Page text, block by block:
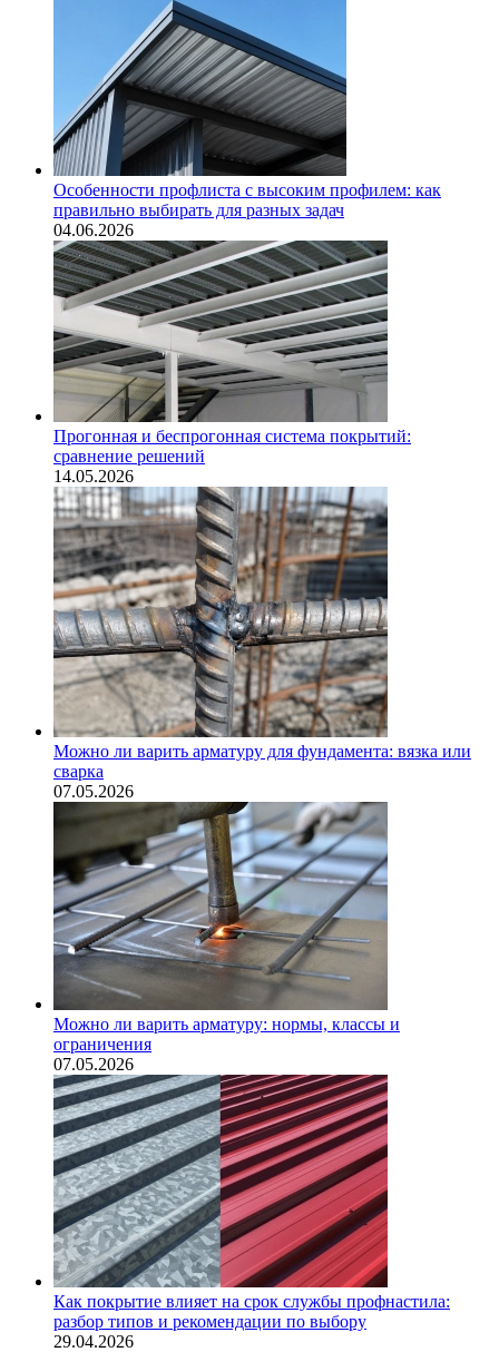
Особенности профлиста с высоким профилем: как
правильно выбирать для разных задач
04.06.2026
Прогонная и беспрогонная система покрытий:
сравнение решений
14.05.2026
Можно ли варить арматуру для фундамента: вязка или
сварка
07.05.2026
Можно ли варить арматуру: нормы, классы и
ограничения
07.05.2026
Как покрытие влияет на срок службы профнастила:
разбор типов и рекомендации по выбору
29.04.2026